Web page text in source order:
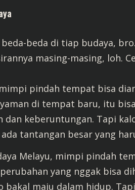
beda di tiap budaya,
masing-masing, loh.
mimpi pindah tempat bisa
di tempat baru, itu
dan keberuntungan. Tapi
tantangan besar yang
Melayu, mimpi pindah
yang nggak bisa
bakal maju dalam hidup.